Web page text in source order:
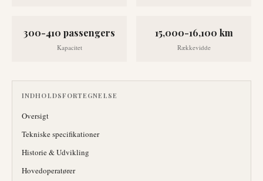
300-410 passengers
Kapacitet
15,000-16,100 km
Rækkevidde
INDHOLDSFORTEGNELSE
Oversigt
Tekniske specifikationer
Historie & Udvikling
Hovedoperatører